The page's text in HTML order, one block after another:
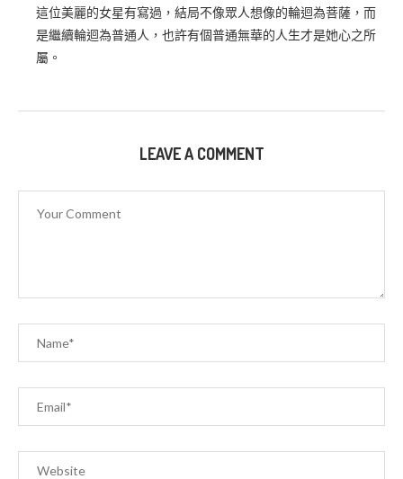
這位美麗的女星有寫過，結局不像眾人想像的輪迴為菩薩，而
是繼續輪迴為普通人，也許有個普通無華的人生才是她心之所
屬。
LEAVE A COMMENT